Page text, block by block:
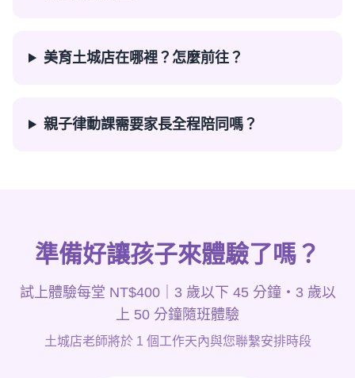
美育土城店在哪裡？怎麼前往？
親子律動課需要家長全程陪同嗎？
準備好讓孩子來體驗了嗎？
試上體驗每堂 NT$400｜3 歲以下 45 分鐘・3 歲以
上 50 分鐘隨班體驗
土城店老師將於 1 個工作天內與您聯繫安排時段